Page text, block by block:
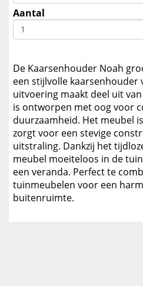
Aantal
De Kaarsenhouder Noah
een stijlvolle kaarsenhouder
uitvoering maakt deel uit
is ontworpen met oog voor
duurzaamheid. Het meubel
zorgt voor een stevige
uitstraling. Dankzij het
meubel moeiteloos in de
een veranda. Perfect te
tuinmeubelen voor een
buitenruimte.